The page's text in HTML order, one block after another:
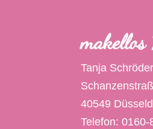
Tanja Schröder
40549
Telefon: 0160-